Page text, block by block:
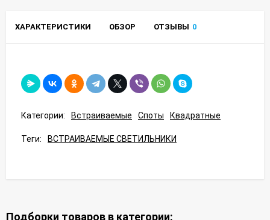
ХАРАКТЕРИСТИКИ ОБЗОР ОТЗЫВЫ 0
Категории: Встраиваемые Споты Квадратные
Теги: ВСТРАИВАЕМЫЕ СВЕТИЛЬНИКИ
Подборки товаров в категории: